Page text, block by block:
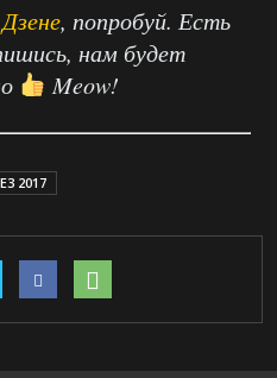
, попробуй. Есть
нам будет
Meow!
E3 2017